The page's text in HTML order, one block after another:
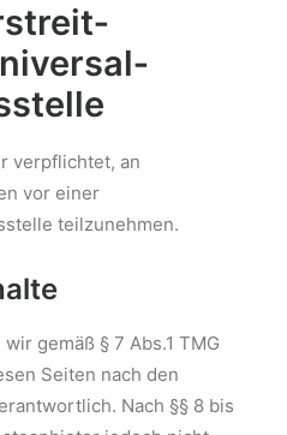
verpflichtet, an
vor einer
teilzunehmen.
gemäß § 7 Abs.1 TMG
Seiten nach den
Nach §§ 8 bis